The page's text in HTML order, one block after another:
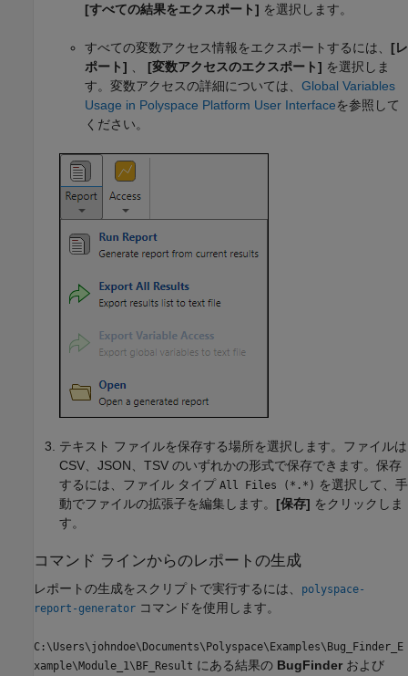
[すべての結果をエクスポート] を選択します。
すべての変数アクセス情報をエクスポートするには、 [レ
ポート]
[変数アクセスのエクスポート] を選択しま
す。変数アクセスの詳細については、 Global Variables
Usage in Polyspace Platform User Interfaceを参照して
ください。
テキスト ファイルを保存する場所を選択します。ファイルは
CSV、JSON、TSV のいずれかの形式で保存できます。保存
するには、ファイル タイプ All Files (*.*) を選択して、手
動でファイルの拡張子を編集します。 [保存] をクリックしま
す。
コマンド ラインからのレポートの生成
レポートの生成をスクリプトで実行するには、
polyspace-
report-generator コマンドを使用します。
C:\Users\johndoe\Documents\Polyspace\Examples\Bug_Finder_E
xample\Module_1\BF_Result にある結果の BugFinder および